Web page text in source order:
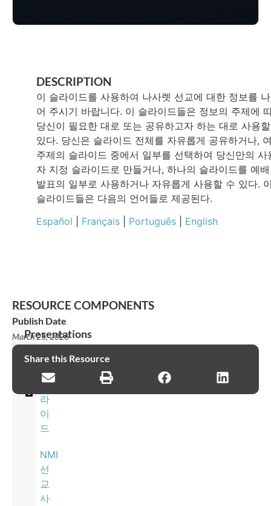
DESCRIPTION
이 슬라이드를 사용하여 나사렛 선교에 대한 정보를
어 주시기 바랍니다. 이 슬라이드들은 정보의 주제에
당신이 필요한 대로 또는 공유하고자 하는 대로 사용
있다. 당신은 슬라이드 전체를 자유롭게 공유하거나,
주제의 슬라이드 중에서 일부를 선택하여 당신만의 사
자 지정 슬라이드로 만들거나, 하나의 슬라이드를 예
발표의 일부로 사용하거나 자유롭게 사용할 수 있다.
슬라이드들은 다음의 언어들로 제공된다.
Español
Français Português English
RESOURCE COMPONENTS
Presentations
NMI
WEF
슬
라
이
드
NMI
선
교
사
Publish Date
March 25, 2026
Share this Resource